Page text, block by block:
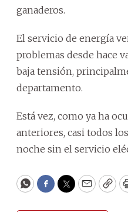
ganaderos.
El servicio de energía
problemas desde hace
baja tensión,
departamento.
Está vez, como ya ha
anteriores, casi todos
noche sin el servicio
WhatsApp
Facebook
Twitter
Email